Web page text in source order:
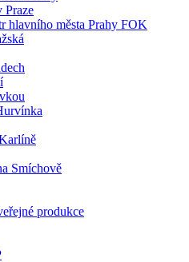
Praze
hlavního města Prahy FOK
Smíchově
produkce